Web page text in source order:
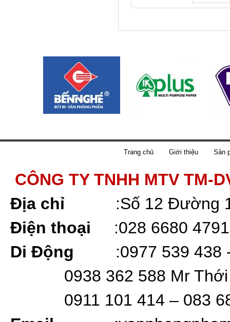
Trang chủ Giới thiệu Sản
CÔNG TY TNHH MTV TM-
Địa chỉ :Số 12 Đường
Điện thoại :028 6680
Di Động :0977 539 438
0938 362 588 Mr Thới
0911 101 414 – 083